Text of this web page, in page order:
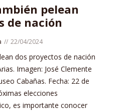
pelean
de nación
22/04/2024
dos proyectos de nación
Imagen: José Clemente
Cabañas. Fecha: 22 de
elecciones
es importante conocer